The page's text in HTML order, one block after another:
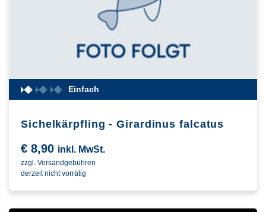
Einfach
Sichelkärpfling - Girardinus falcatus
€ 8,90 inkl. MwSt.
zzgl. Versandgebühren
derzeit nicht vorrätig